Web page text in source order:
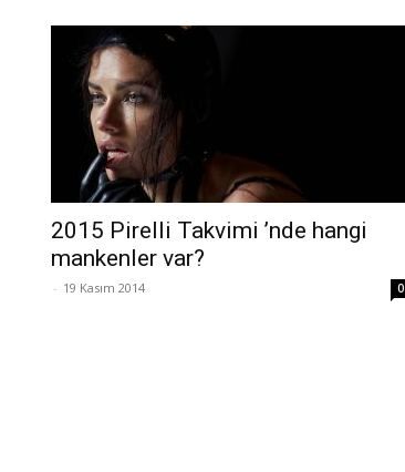
2015 Pirelli Takvimi ’nde hangi
mankenler var?
- 19 Kasım 2014 0